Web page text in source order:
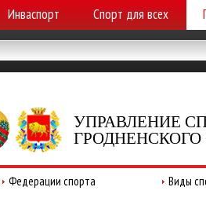
Инваспорт Спорт для всех
УПРАВЛЕНИЕ
Федерации спорта Виды